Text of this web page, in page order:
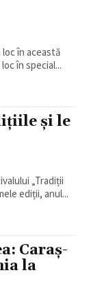
loc în această
în special...
și le
„Tradiții
ediții, anul...
Caraș-
la